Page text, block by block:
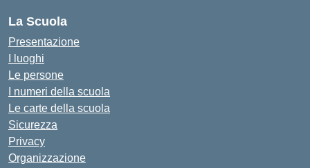
La Scuola
Presentazione
I luoghi
Le persone
I numeri della scuola
Le carte della scuola
Sicurezza
Privacy
Organizzazione